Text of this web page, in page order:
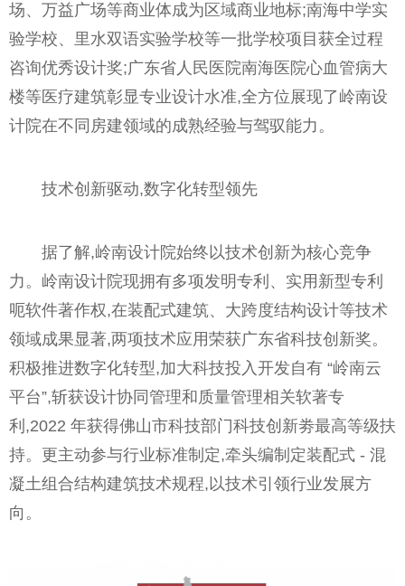
场、万益广场等商业体成为区域商业地标;南海中学实
验学校、里水双语实验学校等一批学校项目获全过程
咨询优秀设计奖;广东省人民医院南海医院心血管病大
楼等医疗建筑彰显专业设计水准,全方位展现了岭南设
计院在不同房建领域的成熟经验与驾驭能力。
技术创新驱动,数字化转型领先
据了解,岭南设计院始终以技术创新为核心竞争
力。岭南设计院现拥有多项发明专利、实用新型专利
呃软件著作权,在装配式建筑、大跨度结构设计等技术
领域成果显著,两项技术应用荣获广东省科技创新奖。
积极推进数字化转型,加大科技投入开发自有 “岭南云
平台”,斩获设计协同管理和质量管理相关软著专
利,2022 年获得佛山市科技部门科技创新劵最高等级扶
持。更主动参与行业标准制定,牵头编制定装配式 - 混
凝土组合结构建筑技术规程,以技术引领行业发展方
向。